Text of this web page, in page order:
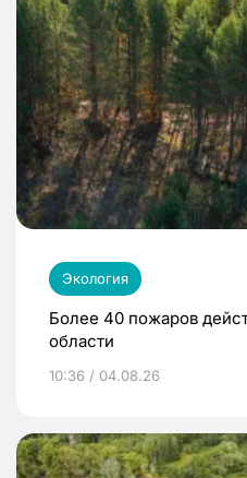
Экология
Более 40 пожаров
области
10:36 / 04.08.26